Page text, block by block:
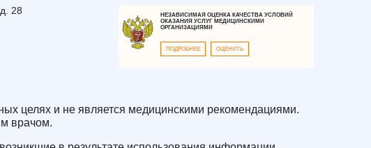
28
НЕЗАВИСИМАЯ ОЦЕНКА КАЧЕСТВА УСЛОВИЙ
ОКАЗАНИЯ УСЛУГ МЕДИЦИНСКИМИ
ОРГАНИЗАЦИЯМИ
ПОДРОБНЕЕ ОЦЕНИТЬ
целях и не является медицинскими рекомендациями.
врачом.